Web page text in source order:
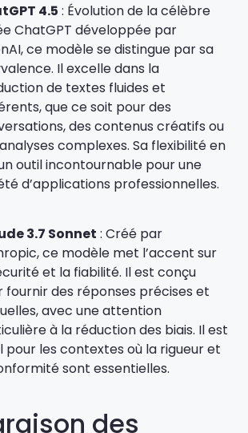
4.5 : Évolution de la célèbre
ChatGPT développée par
ce modèle se distingue par sa
Il excelle dans la
de textes fluides et
que ce soit pour des
des contenus créatifs ou
complexes. Sa flexibilité en
outil incontournable pour une
d’applications professionnelles.
3.7 Sonnet : Créé par
ce modèle met l’accent sur
et la fiabilité. Il est conçu
fournir des réponses précises et
avec une attention
à la réduction des biais. Il est
pour les contextes où la rigueur et
sont essentielles.
des